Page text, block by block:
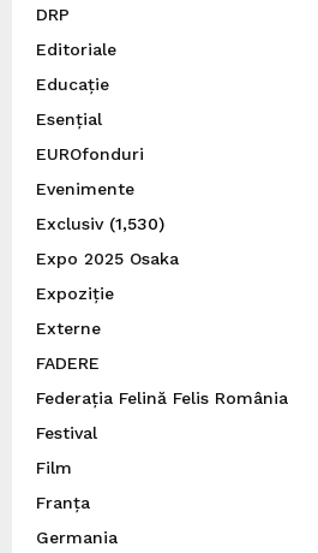
DRP
Editoriale
Educație
Esențial
EUROfonduri
Evenimente
Exclusiv(1,530)
Expo 2025 Osaka
Expoziție
Externe
FADERE
Federația Felină Felis România
Festival
Film
Franța
Germania